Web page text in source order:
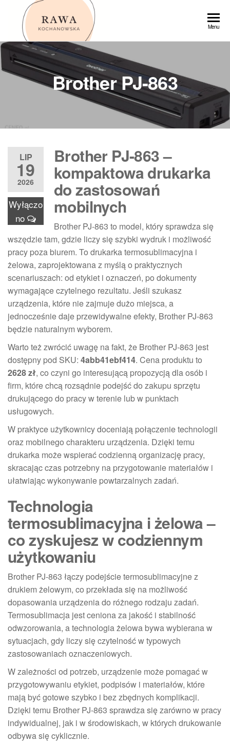
Przejdź
Menu
Brother PJ-863
LIP
19
2026
Wyłączo
no
Brother PJ-863 –
kompaktowa drukarka
do zastosowań
mobilnych
Brother PJ-863 to model, który sprawdza się
wszędzie tam, gdzie liczy się szybki wydruk i możliwość
pracy poza biurem. To drukarka termosublimacyjna i
żelowa, zaprojektowana z myślą o praktycznych
scenariuszach: od etykiet i oznaczeń, po dokumenty
wymagające czytelnego rezultatu. Jeśli szukasz
urządzenia, które nie zajmuje dużo miejsca, a
jednocześnie daje przewidywalne efekty, Brother PJ-863
będzie naturalnym wyborem.
Warto też zwrócić uwagę na fakt, że Brother PJ-863 jest
dostępny pod SKU: 4abb41ebf414. Cena produktu to
2628 zł, co czyni go interesującą propozycją dla osób i
firm, które chcą rozsądnie podejść do zakupu sprzętu
drukującego do pracy w terenie lub w punktach
usługowych.
W praktyce użytkownicy doceniają połączenie technologii
oraz mobilnego charakteru urządzenia. Dzięki temu
drukarka może wspierać codzienną organizację pracy,
skracając czas potrzebny na przygotowanie materiałów i
ułatwiając wykonywanie powtarzalnych zadań.
Technologia
termosublimacyjna i żelowa –
co zyskujesz w codziennym
użytkowaniu
Brother PJ-863 łączy podejście termosublimacyjne z
drukiem żelowym, co przekłada się na możliwość
dopasowania urządzenia do różnego rodzaju zadań.
Termosublimacja jest ceniona za jakość i stabilność
odwzorowania, a technologia żelowa bywa wybierana w
sytuacjach, gdy liczy się czytelność w typowych
zastosowaniach oznaczeniowych.
W zależności od potrzeb, urządzenie może pomagać w
przygotowywaniu etykiet, podpisów i materiałów, które
mają być gotowe szybko i bez zbędnych komplikacji.
Dzięki temu Brother PJ-863 sprawdza się zarówno w pracy
indywidualnej, jak i w środowiskach, w których drukowanie
odbywa się cyklicznie.